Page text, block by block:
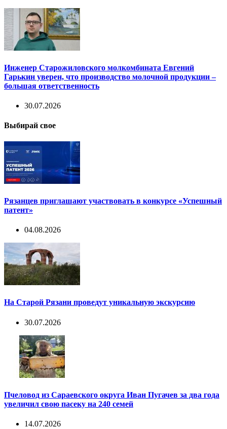
Инженер Старожиловского молкомбината Евгений
Гарькин уверен, что производство молочной продукции –
большая ответственность
30.07.2026
Выбирай свое
Рязанцев приглашают участвовать в конкурсе «Успешный
патент»
04.08.2026
На Старой Рязани проведут уникальную экскурсию
30.07.2026
Пчеловод из Сараевского округа Иван Пугачев за два года
увеличил свою пасеку на 240 семей
14.07.2026